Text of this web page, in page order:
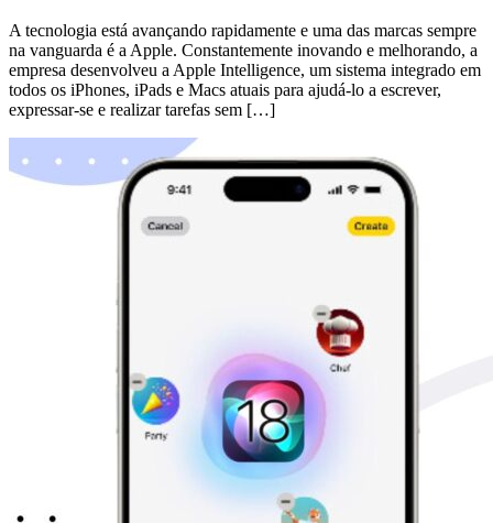
A tecnologia está avançando rapidamente e uma das marcas sempre
na vanguarda é a Apple. Constantemente inovando e melhorando, a
empresa desenvolveu a Apple Intelligence, um sistema integrado em
todos os iPhones, iPads e Macs atuais para ajudá-lo a escrever,
expressar-se e realizar tarefas sem […]